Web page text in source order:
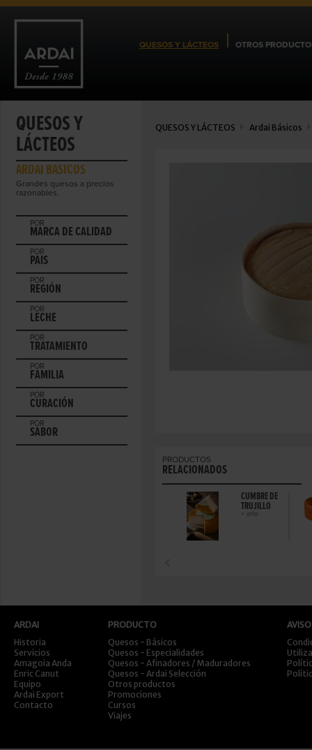
QUESOS Y LÁCTEOS OTROS
QUESOS Y
LÁCTEOS
ARDAI BÁSICOS
Grandes quesos a precios
razonables.
POR
MARCA DE CALIDAD
POR
PAIS
POR
REGIÓN
POR
LECHE
POR
TRATAMIENTO
POR
FAMILIA
POR
CURACIÓN
POR
SABOR
QUESOS Y LÁCTEOS Ardai Básicos
PRODUCTOS
RELACIONADOS
CUMBRE DE
TRUJILLO
+ info
ARDAI
Historia
Servicios
Amagoia Anda
Enric Canut
Equipo
Ardai Export
Contacto
PRODUCTO
Quesos - Básicos
Quesos - Especialidades
Quesos - Afinadores / Maduradores
Quesos - Ardai Selección
Otros productos
Promociones
Cursos
Viajes